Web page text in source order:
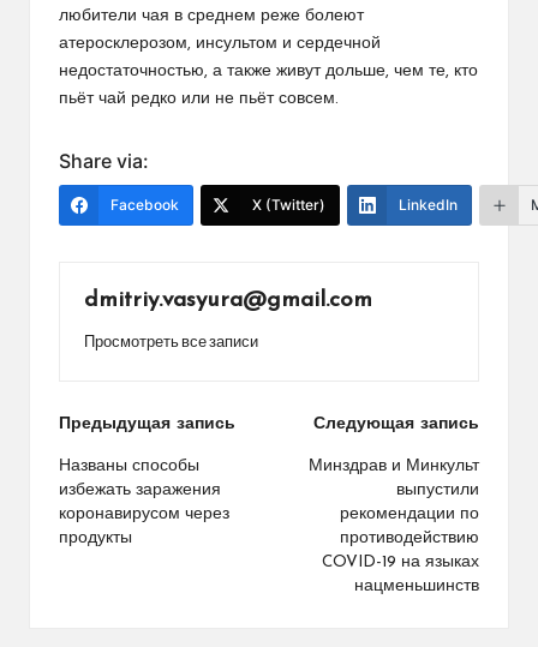
любители чая в среднем реже болеют
атеросклерозом, инсультом и сердечной
недостаточностью, а также живут дольше, чем те, кто
пьёт чай редко или не пьёт совсем.
Share via:
Facebook X (Twitter) LinkedIn
dmitriy.vasyura@gmail.com
Просмотреть все записи
Навигация
по
записям
Предыдущая запись
Названы способы
избежать заражения
коронавирусом через
продукты
Следующая запись
Минздрав и Минкульт
выпустили
рекомендации по
противодействию
COVID-19 на языках
нацменьшинств